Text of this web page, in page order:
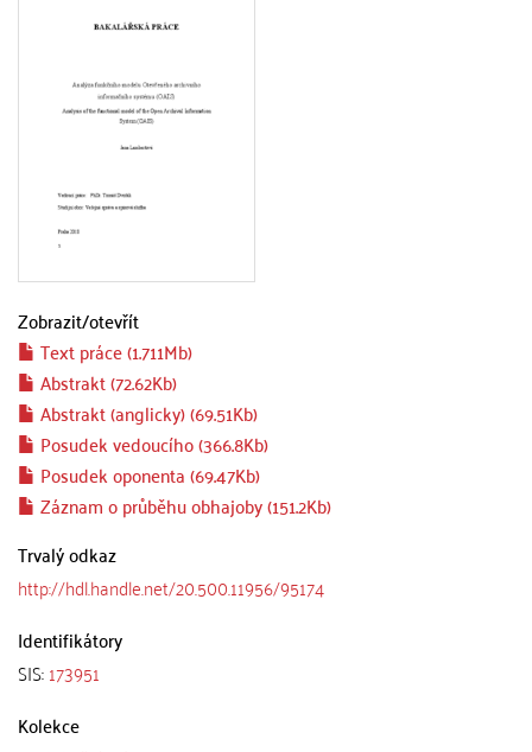
Zobrazit/otevřít
Text práce (1.711Mb)
Abstrakt (72.62Kb)
Abstrakt (anglicky) (69.51Kb)
Posudek vedoucího (366.8Kb)
Posudek oponenta (69.47Kb)
Záznam o průběhu obhajoby (151.2Kb)
Trvalý odkaz
http://hdl.handle.net/20.500.11956/95174
Identifikátory
SIS:173951
Kolekce